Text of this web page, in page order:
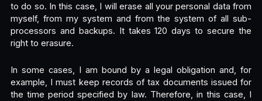
to do so. In this case, I will erase all your personal data from
myself, from my system and from the system of all sub-
processors and backups. It takes 120 days to secure the
right to erasure.
In some cases, I am bound by a legal obligation and, for
example, I must keep records of tax documents issued for
the time period specified by law. Therefore, in this case, I